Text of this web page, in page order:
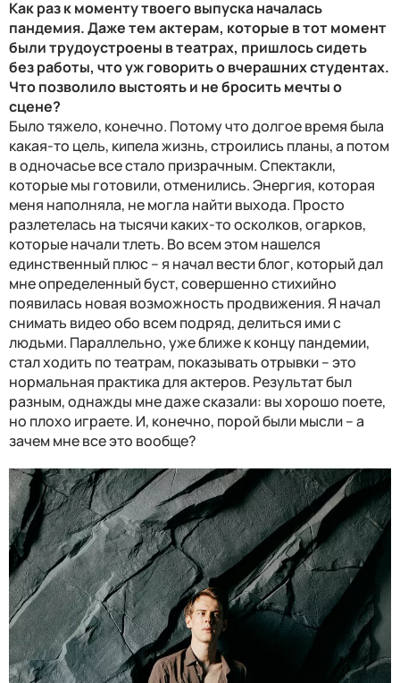
Как раз к моменту твоего выпуска началась
пандемия. Даже тем актерам, которые в тот момент
были трудоустроены в театрах, пришлось сидеть
без работы, что уж говорить о вчерашних студентах.
Что позволило выстоять и не бросить мечты о
сцене?
Было тяжело, конечно. Потому что долгое время была
какая-то цель, кипела жизнь, строились планы, а потом
в одночасье все стало призрачным. Спектакли,
которые мы готовили, отменились. Энергия, которая
меня наполняла, не могла найти выхода. Просто
разлетелась на тысячи каких-то осколков, огарков,
которые начали тлеть. Во всем этом нашелся
единственный плюс – я начал вести блог, который дал
мне определенный буст, совершенно стихийно
появилась новая возможность продвижения. Я начал
снимать видео обо всем подряд, делиться ими с
людьми. Параллельно, уже ближе к концу пандемии,
стал ходить по театрам, показывать отрывки – это
нормальная практика для актеров. Результат был
разным, однажды мне даже сказали: вы хорошо поете,
но плохо играете. И, конечно, порой были мысли – а
зачем мне все это вообще?